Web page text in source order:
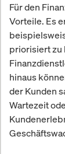
Für den
Vorteile. Es
priorisiert zu
hinaus
der Kunden
Wartezeit